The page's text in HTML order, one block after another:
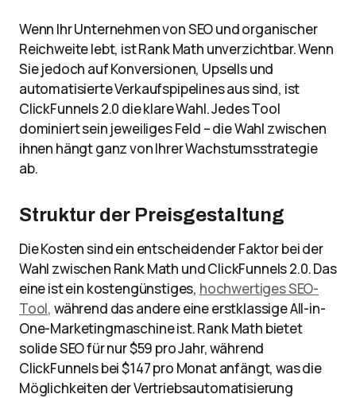
Wenn Ihr Unternehmen von SEO und organischer
Reichweite lebt, ist Rank Math unverzichtbar. Wenn
Sie jedoch auf Konversionen, Upsells und
automatisierte Verkaufspipelines aus sind, ist
ClickFunnels 2.0 die klare Wahl. Jedes Tool
dominiert sein jeweiliges Feld – die Wahl zwischen
ihnen hängt ganz von Ihrer Wachstumsstrategie
ab.
Struktur der Preisgestaltung
Die Kosten sind ein entscheidender Faktor bei der
Wahl zwischen Rank Math und ClickFunnels 2.0. Das
eine ist ein kostengünstiges, hochwertiges SEO-
Tool, während das andere eine erstklassige All-in-
One-Marketingmaschine ist. Rank Math bietet
solide SEO für nur $59 pro Jahr, während
ClickFunnels bei $147 pro Monat anfängt, was die
Möglichkeiten der Vertriebsautomatisierung